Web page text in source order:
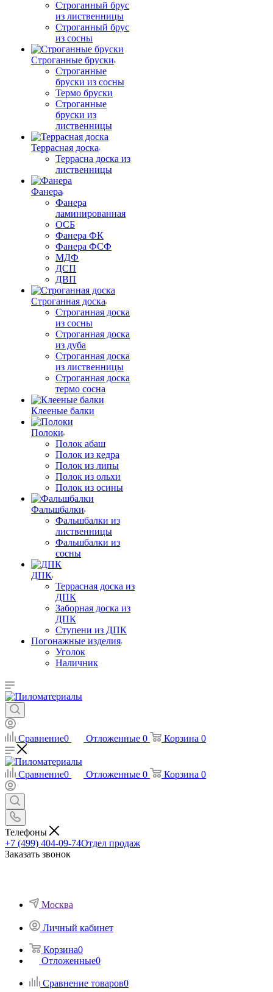
Строганный брус
из лиственницы
Строганный брус
из сосны
Строганные бруски
Строганные
бруски из сосны
Термо бруски
Строганные
бруски из
лиственницы
Террасная доска
Террасна доска из
лиственницы
Фанера
Фанера
ламинированная
ОСБ
Фанера ФК
Фанера ФСФ
МДФ
ДСП
ДВП
Строганная доска
Строганная доска
из сосны
Строганная доска
из дуба
Строганная доска
из лиственницы
Строганная доска
термо сосна
Клееные балки
Полоки
Полок абаш
Полок из кедра
Полок из липы
Полок из ольхи
Полок из осины
Фальшбалки
Фальшбалки из
лиственницы
Фальшбалки из
сосны
ДПК
Террасная доска из
ДПК
Заборная доска из
ДПК
Ступени из ДПК
Погонажные изделия
Уголок
Наличник
Сравнение0 Отложенные 0 Корзина 0
Сравнение0 Отложенные 0 Корзина 0
Телефоны
+7 (499) 404-09-74Отдел продаж
Заказать звонок
Москва
Личный кабинет
Корзина0
Отложенные0
Сравнение товаров0